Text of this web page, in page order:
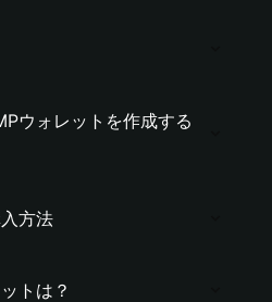
ウォレットを作成する
方法
トは？